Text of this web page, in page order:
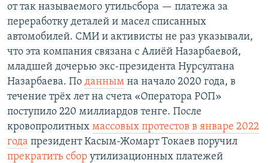
от так называемого утильсбора — платежа за
переработку деталей и масел списанных
автомобилей. СМИ и активисты не раз указывали,
что эта компания связана с Алиёй Назарбаевой,
младшей дочерью экс-президента Нурсултана
Назарбаева. По данным на начало 2020 года, в
течение трёх лет на счета «Оператора РОП»
поступило 220 миллиардов тенге. После
кровопролитных массовых протестов в январе 2022
года президент Касым-Жомарт Токаев поручил
прекратить сбор утилизационных платежей